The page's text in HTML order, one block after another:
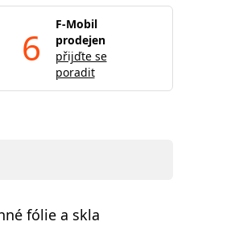
6
F-Mobil
prodejen
přijďte se
poradit
fólie a skla